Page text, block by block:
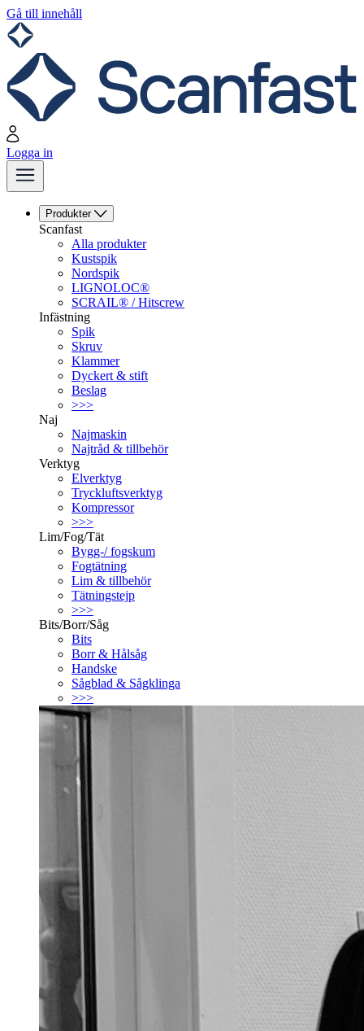
Gå till innehåll
Logga in
Produkter
Scanfast
Alla produkter
Kustspik
Nordspik
LIGNOLOC®
SCRAIL® / Hitscrew
Infästning
Spik
Skruv
Klammer
Dyckert & stift
Beslag
>>>
Naj
Najmaskin
Najtråd & tillbehör
Verktyg
Elverktyg
Tryckluftsverktyg
Kompressor
>>>
Lim/Fog/Tät
Bygg-/ fogskum
Fogtätning
Lim & tillbehör
Tätningstejp
>>>
Bits/Borr/Såg
Bits
Borr & Hålsåg
Handske
Sågblad & Sågklinga
>>>